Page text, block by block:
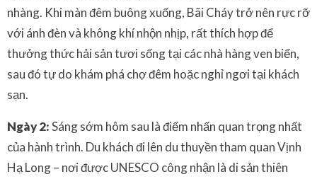
nhàng. Khi màn đêm buông xuống, Bãi Cháy trở nên rực rỡ
với ánh đèn và không khí nhộn nhịp, rất thích hợp để
thưởng thức hải sản tươi sống tại các nhà hàng ven biển,
sau đó tự do khám phá chợ đêm hoặc nghỉ ngơi tại khách
sạn.
Ngày 2:Sáng sớm hôm sau là điểm nhấn quan trọng nhất
của hành trình. Du khách đi lên du thuyền tham quan Vịnh
Hạ Long – nơi được UNESCO công nhận là di sản thiên